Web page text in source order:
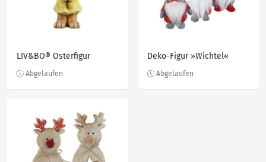
LIV&BO® Osterfigur Deko-Figur »Wichtel«